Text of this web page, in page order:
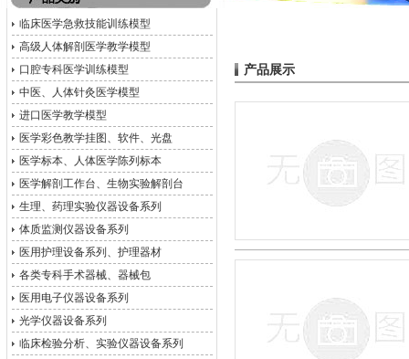
临床医学急救技能训练模型
高级人体解剖医学教学模型
口腔专科医学训练模型
中医、人体针灸医学模型
进口医学教学模型
医学彩色教学挂图、软件、光盘
医学标本、人体医学陈列标本
医学解剖工作台、生物实验解剖台
生理、药理实验仪器设备系列
体质监测仪器设备系列
医用护理设备系列、护理器材
各类专科手术器械、器械包
医用电子仪器设备系列
光学仪器设备系列
临床检验分析、实验仪器设备系列
产品展示